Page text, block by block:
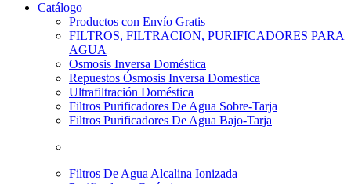
Catálogo
Productos con Envío Gratis
FILTROS, FILTRACION, PURIFICADORES PARA
AGUA
Osmosis Inversa Doméstica
Repuestos Ósmosis Inversa Domestica
Ultrafiltración Doméstica
Filtros Purificadores De Agua Sobre-Tarja
Filtros Purificadores De Agua Bajo-Tarja
Filtros De Agua Alcalina Ionizada